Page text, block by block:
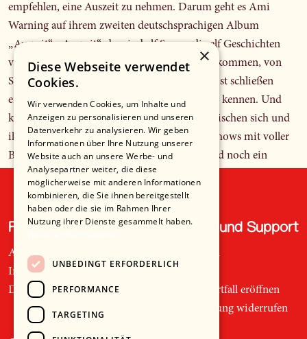
empfehlen, eine Auszeit zu nehmen. Darum geht es Ami
Warning auf ihrem zweiten deutschsprachigen Album
„Auszeit“. „Auszeit“, das sind elf Songs, die elf Geschichten
vom Hadern, Zweifeln, vom Ausbrechen, Ankommen, von
Selbstermächtigung und Frieden mit sich selbst schließen
erzählen. Ami singt von Gefühlen, wie alle sie kennen. Und
kreiert dadurch eine berührende Intimität zwischen sich und
ihren Zuhörer*innen, die auch in ihren Liveshows mit voller
Bandstärke – neben ihr an der Leadgitarre sind noch ein
Gitarrist, Bassist, ein Schlagzeug und Keyboard dabei – zu
spüren ist. Das liegt an ihrem tiefenentspannten Sound,
irgendwo zwischen Singer-Songwriter auf Deutsch und
Hiphop-Beats. Aber auch an ihren Texten, mit denen sie uns
wie eine kluge Freundin zur Seite steht, eine, die genauso wie
wir alle noch eine Suchende ist. Da wäre zum Beispiel „Liebe
is laut“, eine Kollaboration mit Mola, mit der sich Ami
Warning nicht nur die Herkunft aus München teilt, sondern
auch das Talent, in wenigen Worten ganze Vignetten voller
Recht und Ordnung
AGB
Impressum
Datenschutz
Hilfe und Support
Telefon
Supportfall eröffnen
Bestellung widerrufen
×
Diese Webseite verwendet
Cookies.
Wir verwenden Cookies, um Inhalte und
Anzeigen zu personalisieren und unseren
Datenverkehr zu analysieren. Wir geben
Informationen über Ihre Nutzung unserer
Website auch an unsere Werbe- und
Analysepartner weiter, die diese
möglicherweise mit anderen Informationen
kombinieren, die Sie ihnen bereitgestellt
haben oder die sie im Rahmen Ihrer
Nutzung ihrer Dienste gesammelt haben.
UNBEDINGT ERFORDERLICH
PERFORMANCE
TARGETING